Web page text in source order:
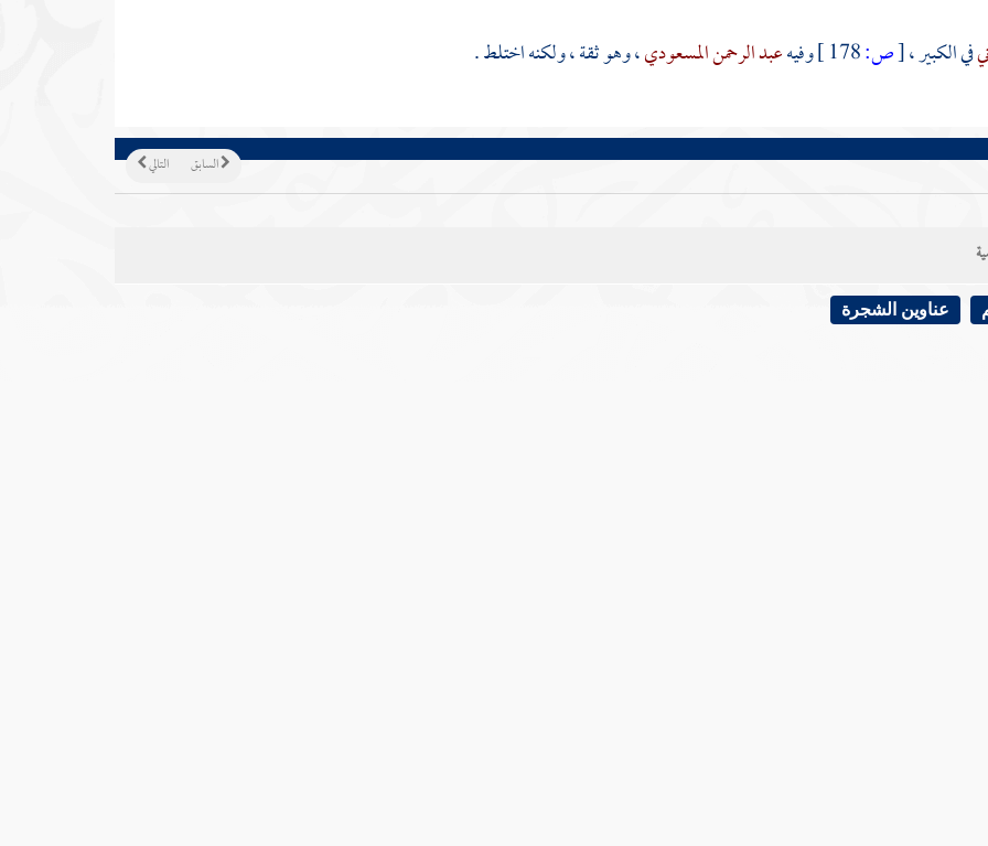
في الكبير ،[ص: وفيهعبد الرحمن المسعودي، وهو ثقة ، ولكنه اختلط .
التالي السابق
عناوين الشجرة